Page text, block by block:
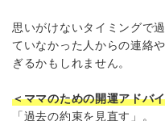
思いがけないタイミングで
ていなかった人からの連絡
ぎるかもしれません。
＜ママのための開運アドバ
「過去の約束を見直す」。